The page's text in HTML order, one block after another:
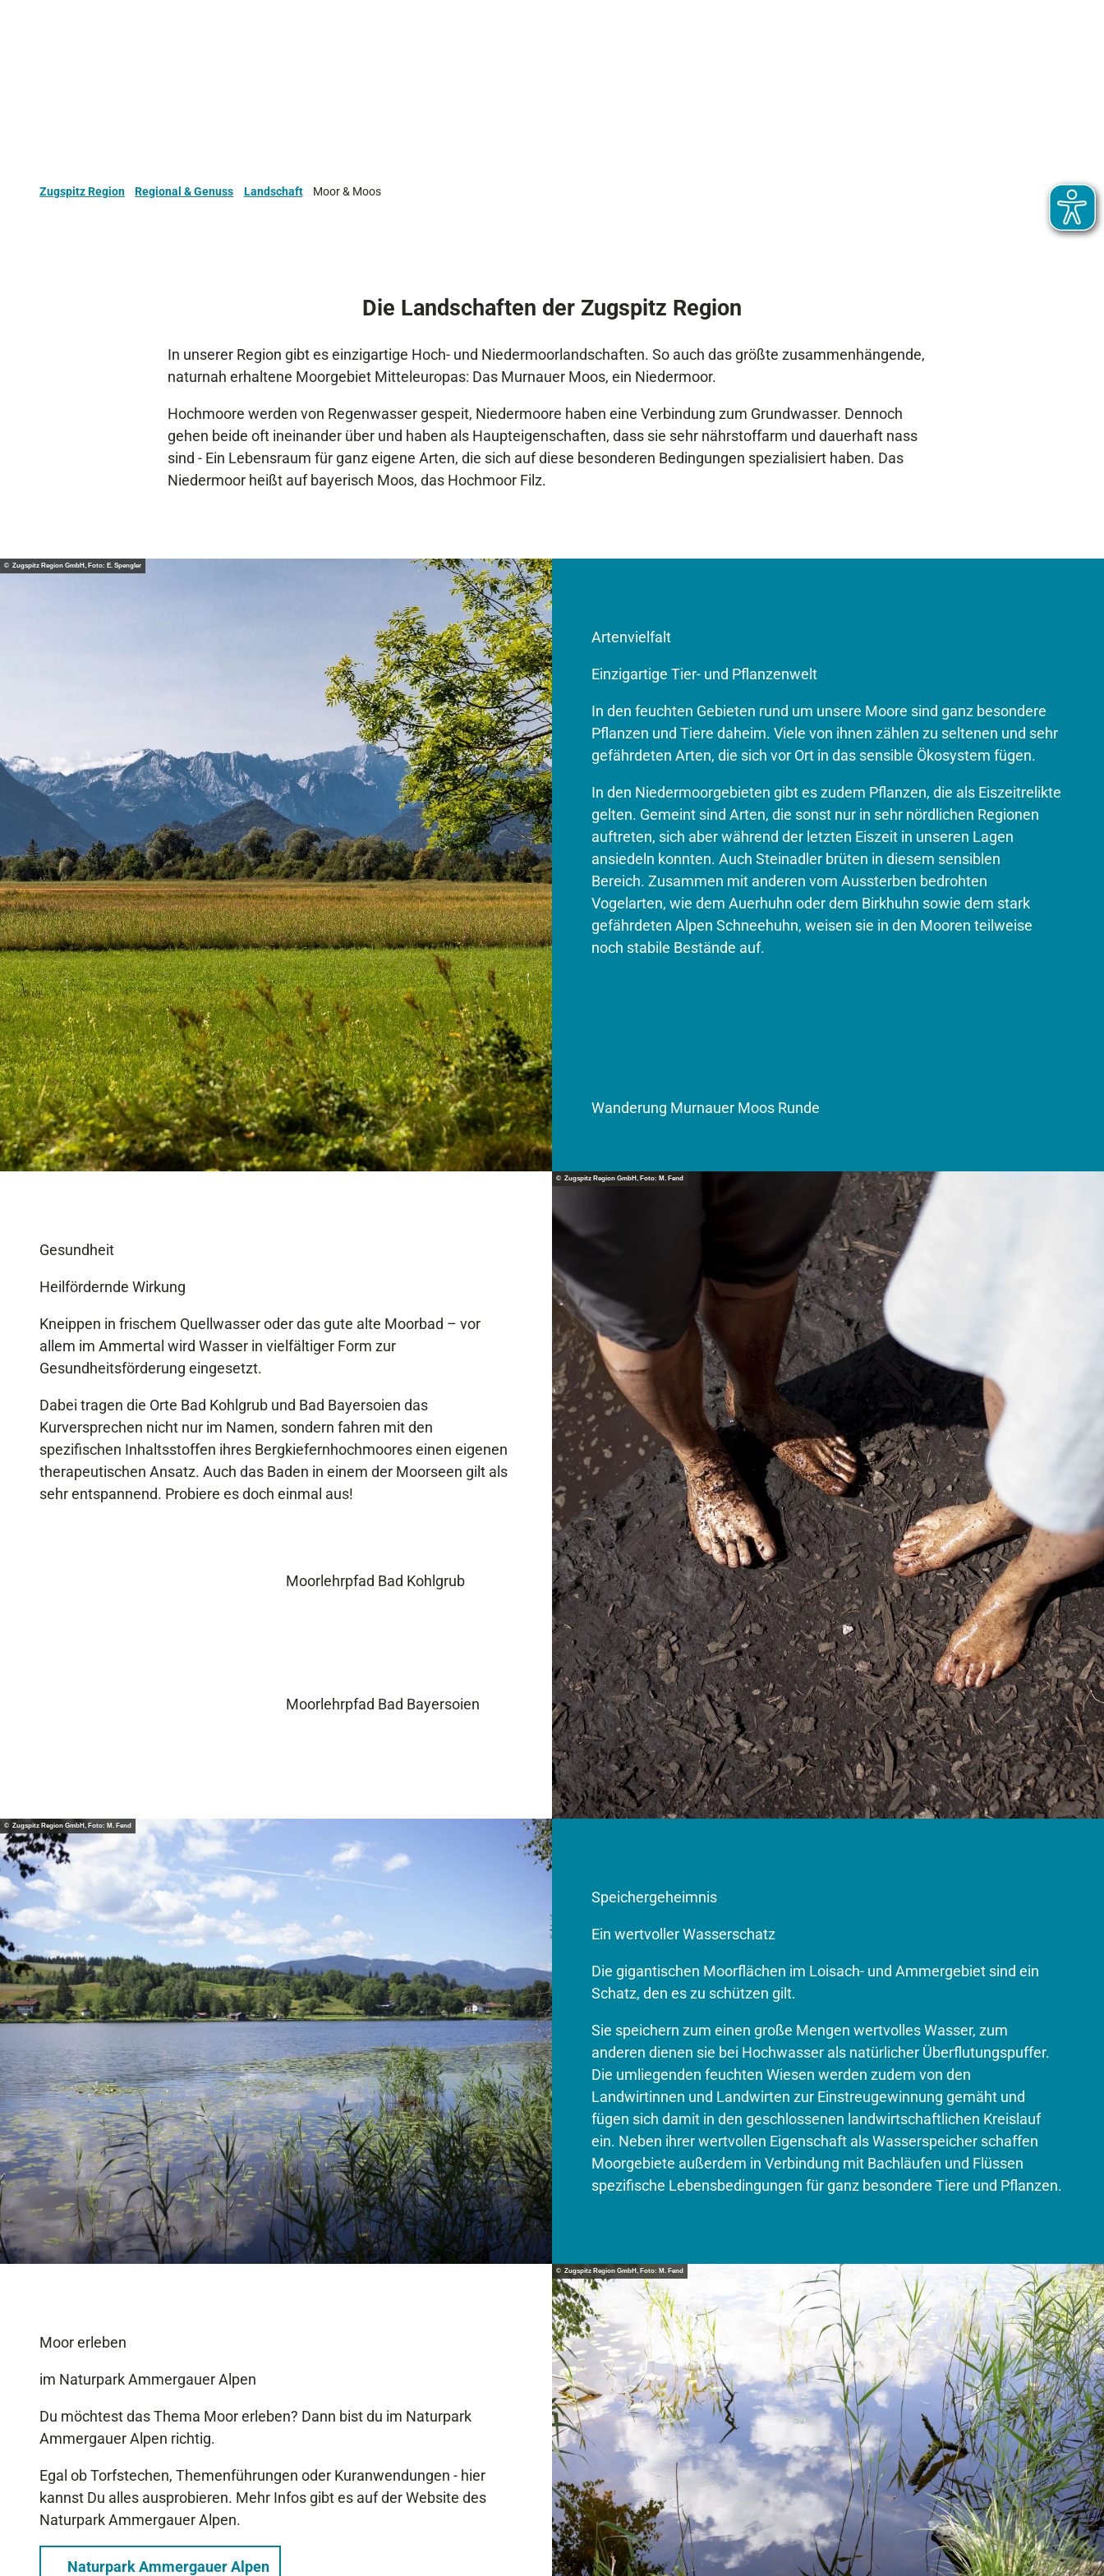
Zugspitz Region Regional & Genuss Landschaft Moor & Moos
Die Landschaften der Zugspitz Region
In unserer Region gibt es einzigartige Hoch-­ und Niedermoorlandschaften. So auch das größte zusammenhängende,
naturnah erhaltene Moorgebiet Mitteleuropas: Das Murnauer Moos, ein Niedermoor.
Hochmoore werden von Regenwasser gespeit, Niedermoore haben eine Verbindung zum Grundwasser. Dennoch
gehen beide oft inei­nander über und haben als Haupteigenschaften, dass sie sehr nährstoffarm und dauerhaft nass
sind - Ein Lebensraum für ganz eigene Arten, die sich auf diese besonderen Bedingungen spezialisiert haben. Das
Niedermoor heißt auf bayerisch Moos, das Hochmoor Filz.
© Zugspitz Region GmbH, Foto: E. Spengler
Artenvielfalt
Einzigartige Tier- und Pflanzenwelt
In den feuchten Gebieten rund um unsere Moore sind ganz besondere
Pflanzen und Tiere da­heim. Viele von ihnen zählen zu seltenen und sehr
gefährdeten Arten, die sich vor Ort in das sensible Ökosystem fügen.
In den Niedermoorgebieten gibt es zudem Pflanzen, die als Eis­zeitrelikte
gelten. Gemeint sind Arten, die sonst nur in sehr nördlichen Regionen
auftreten, sich aber während der letzten Eiszeit in unseren Lagen
ansiedeln konnten. Auch Steinadler brüten in diesem sensiblen
Bereich. Zu­sammen mit anderen vom Aussterben bedrohten
Vogelarten, wie dem Auerhuhn oder dem Birkhuhn sowie dem stark
gefährdeten Alpen­ Schneehuhn, weisen sie in den Mooren teilweise
noch stabile Bestände auf.
Wanderung Murnauer Moos Runde
Gesundheit
Heilfördernde Wirkung
Kneippen in frischem Quellwasser oder das gute alte Moorbad – vor
allem im Ammertal wird Wasser in vielfältiger Form zur
Gesundheitsförderung eingesetzt.
Dabei tragen die Orte Bad Kohlgrub und Bad Bayersoien das
Kurversprechen nicht nur im Namen, sondern fahren mit den
spezifischen Inhaltsstoffen ihres Bergkiefernhochmoores einen eigenen
therapeutischen Ansatz. Auch das Baden in einem der Moorseen gilt als
sehr entspannend. Probiere es doch einmal aus!
Moorlehrpfad Bad Kohlgrub
Moorlehrpfad Bad Bayersoien
© Zugspitz Region GmbH, Foto: M. Fend
© Zugspitz Region GmbH, Foto: M. Fend
Speichergeheimnis
Ein wertvoller Wasserschatz
Die gigantischen Moorflächen im Loisach- und Ammergebiet sind ein
Schatz, den es zu schützen gilt.
Sie speichern zum einen große Mengen wertvolles Wasser, zum
anderen dienen sie bei Hochwasser als natürlicher Überflutungs­puffer.
Die umliegenden feuchten Wiesen werden zudem von den
Landwirtinnen und Landwirten zur Einstreugewin­nung gemäht und
fügen sich damit in den geschlos­senen landwirtschaftlichen Kreislauf
ein. Neben ihrer wertvollen Eigenschaft als Wasserspeicher schaffen
Moorgebiete außerdem in Verbindung mit Bachläufen und Flüssen
spezifische Lebensbedingungen für ganz besondere Tiere und Pflanzen.
Moor erleben
im Naturpark Ammergauer Alpen
Du möchtest das Thema Moor erleben? Dann bist du im Naturpark
Ammergauer Alpen richtig.
Egal ob Torfstechen, Themenführungen oder Kuranwendungen - hier
kannst Du alles ausprobieren. Mehr Infos gibt es auf der Website des
Naturpark Ammergauer Alpen.
Naturpark Ammergauer Alpen
© Zugspitz Region GmbH, Foto: M. Fend